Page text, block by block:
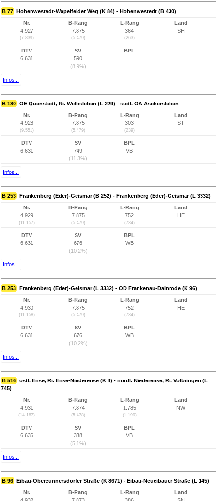
B 77 Hohenwestedt-Wapelfelder Weg (K 84) - Hohenwestedt (B 430)
Nr.
4.927
(7.839)
B-Rang
7.875
(5.479)
L-Rang
364
(263)
Land
SH
DTV
6.631
SV
590
(8,9%)
BPL
Infos...
B 180 OE Quenstedt, Ri. Welbsleben (L 229) - südl. OA Aschersleben
Nr.
4.928
(9.551)
B-Rang
7.875
(5.479)
L-Rang
303
(239)
Land
ST
DTV
6.631
SV
749
(11,3%)
BPL
VB
Infos...
B 253 Frankenberg (Eder)-Geismar (B 252) - Frankenberg (Eder)-Geismar (L 3332)
Nr.
4.929
(11.157)
B-Rang
7.875
(5.479)
L-Rang
752
(734)
Land
HE
DTV
6.631
SV
676
(10,2%)
BPL
WB
Infos...
B 253 Frankenberg (Eder)-Geismar (L 3332) - OD Frankenau-Dainrode (K 96)
Nr.
4.930
(11.158)
B-Rang
7.875
(5.479)
L-Rang
752
(734)
Land
HE
DTV
6.631
SV
676
(10,2%)
BPL
WB
Infos...
B 516 östl. Ense, Ri. Ense-Niederense (K 8) - nördl. Niederense, Ri. Volbringen (L
745)
Nr.
4.931
(14.187)
B-Rang
7.874
(5.478)
L-Rang
1.785
(1.199)
Land
NW
DTV
6.636
SV
338
(5,1%)
BPL
VB
Infos...
B 96 Eibau-Obercunnersdorfer Straße (K 8671) - Eibau-Neueibauer Straße (L 145)
Nr.
B-Rang
L-Rang
Land